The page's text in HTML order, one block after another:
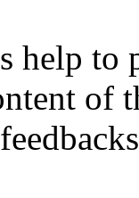
help to
of